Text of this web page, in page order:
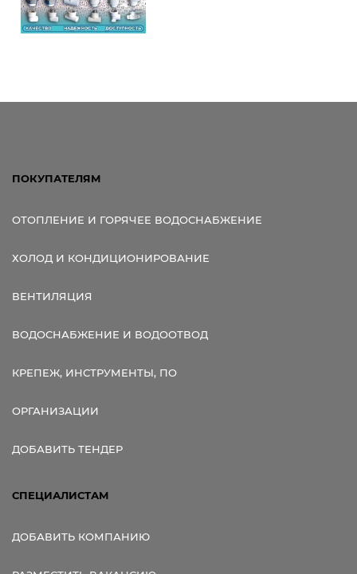
ПОКУПАТЕЛЯМ
ОТОПЛЕНИЕ И ГОРЯЧЕЕ ВОДОСНАБЖЕНИЕ
ХОЛОД И КОНДИЦИОНИРОВАНИЕ
ВЕНТИЛЯЦИЯ
ВОДОСНАБЖЕНИЕ И ВОДООТВОД
КРЕПЕЖ, ИНСТРУМЕНТЫ, ПО
ОРГАНИЗАЦИИ
ДОБАВИТЬ ТЕНДЕР
СПЕЦИАЛИСТАМ
ДОБАВИТЬ КОМПАНИЮ